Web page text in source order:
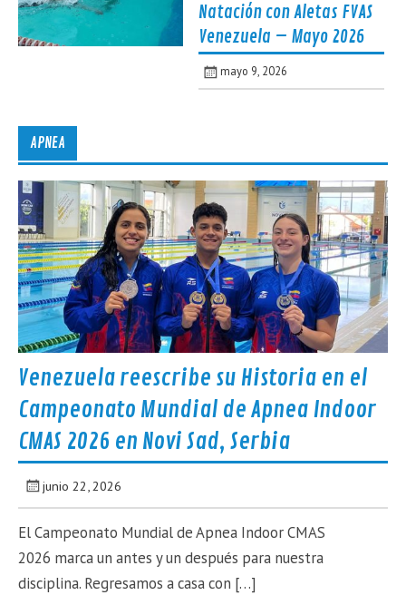
Natación con Aletas FVAS
Venezuela – Mayo 2026
mayo 9, 2026
APNEA
Venezuela reescribe su Historia en el
Campeonato Mundial de Apnea Indoor
CMAS 2026 en Novi Sad, Serbia
junio 22, 2026
El Campeonato Mundial de Apnea Indoor CMAS
2026 marca un antes y un después para nuestra
disciplina. Regresamos a casa con […]